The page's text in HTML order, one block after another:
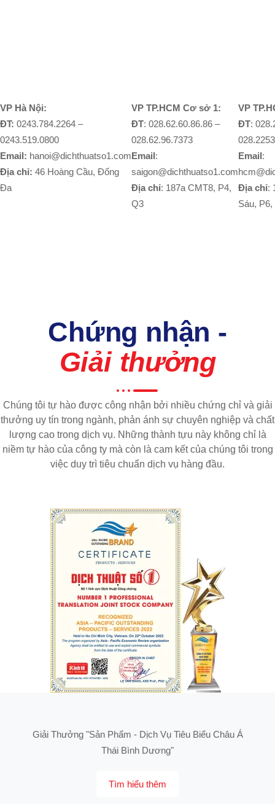
VP Hà Nội:
ĐT: 0243.784.2264 –
0243.519.0800
Email: hanoi@dichthuatso1.com
Địa chỉ: 46 Hoàng Cầu, Đống
Đa
VP TP.HCM Cơ sở 1:
ĐT: 028.62.60.86.86 –
028.62.96.7373
Email:
saigon@dichthuatso1.com
Địa chỉ: 187a CMT8, P4,
Q3
VP
ĐT:
Email:
Địa chỉ:
Sáu, P6,
Chứng nhận -
Giải thưởng
Chúng tôi tự hào được công nhận bởi nhiều chứng chỉ và giải
thưởng uy tín trong ngành, phản ánh sự chuyên nghiệp và chất
lượng cao trong dịch vụ. Những thành tựu này không chỉ là
niềm tự hào của công ty mà còn là cam kết của chúng tôi trong
việc duy trì tiêu chuẩn dịch vụ hàng đầu.
Giải Thưởng "Sản Phẩm - Dịch Vụ Tiêu Biểu Châu Á
Thái Bình Dương"
Tìm hiểu thêm